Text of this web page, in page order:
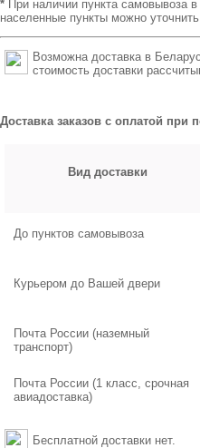
*
При наличии пункта самовывоза
населенные пункты можно
Возможна доставка в
стоимость доставки
Доставка заказов с оплатой при
Вид доставки
До пунктов самовывоза
Курьером до Вашей двери
Почта России (наземный
транспорт)
Почта России (1 класс, срочная
авиадоставка)
Бесплатной доставки нет.